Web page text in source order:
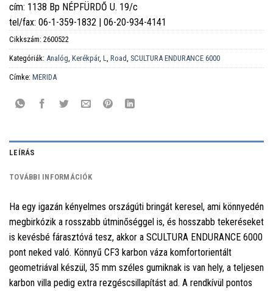
cím: 1138 Bp NÉPFÜRDŐ U. 19/c
tel/fax: 06-1-359-1832 | 06-20-934-4141
Cikkszám: 2600522
Kategóriák: Analóg Kerékpár, L Road SCULTURA ENDURANCE 6000
Címke: MERIDA
LEÍRÁS
TOVÁBBI INFORMÁCIÓK
Ha egy igazán kényelmes országúti bringát keresel, ami könnyedén
megbirkózik a rosszabb útminőséggel is, és hosszabb tekeréseket
is kevésbé fárasztóvá tesz, akkor a SCULTURA ENDURANCE 6000
pont neked való. Könnyű CF3 karbon váza komfortorientált
geometriával készül, 35 mm széles gumiknak is van hely, a teljesen
karbon villa pedig extra rezgéscsillapítást ad. A rendkívül pontos